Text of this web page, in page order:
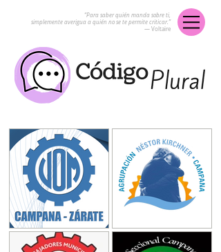
“Para saber quién manda sobre ti,
simplemente averigua a quién no se te permite criticar.”
― Voltaire